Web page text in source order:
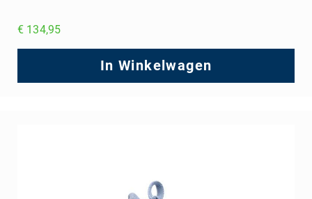
€ 134,95
In Winkelwagen